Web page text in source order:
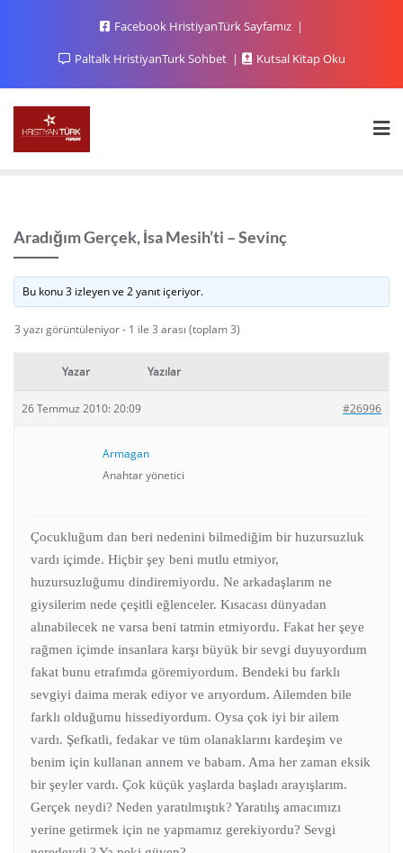
Facebook HristiyanTürk Sayfamız
Paltalk HristiyanTurk Sohbet
Kutsal Kitap Oku
Aradığım Gerçek, İsa Mesih’ti – Sevinç
Bu konu 3 izleyen ve 2 yanıt içeriyor.
3 yazı görüntüleniyor - 1 ile 3 arası (toplam 3)
Yazar Yazılar
26 Temmuz 2010: 20:09 #26996
Armagan
Anahtar yönetici
Çocukluğum dan beri nedenini bilmediğim bir huzursuzluk
vardı içimde. Hiçbir şey beni mutlu etmiyor,
huzursuzluğumu dindiremiyordu. Ne arkadaşlarım ne
giysilerim nede çeşitli eğlenceler. Kısacası dünyadan
alınabilecek ne varsa beni tatmin etmiyordu. Fakat her şeye
rağmen içimde insanlara karşı büyük bir sevgi duyuyordum
fakat bunu etrafımda göremiyordum. Bendeki bu farklı
sevgiyi daima merak ediyor ve arıyordum. Ailemden bile
farklı olduğumu hissediyordum. Oysa çok iyi bir ailem
vardı. Şefkatli, fedakar ve tüm olanaklarını kardeşim ve
benim için kullanan annem ve babam. Ama her zaman eksik
bir şeyler vardı. Çok küçük yaşlarda başladı arayışlarım.
Gerçek neydi? Neden yaratılmıştık? Yaratılış amacımızı
yerine getirmek için ne yapmamız gerekiyordu? Sevgi